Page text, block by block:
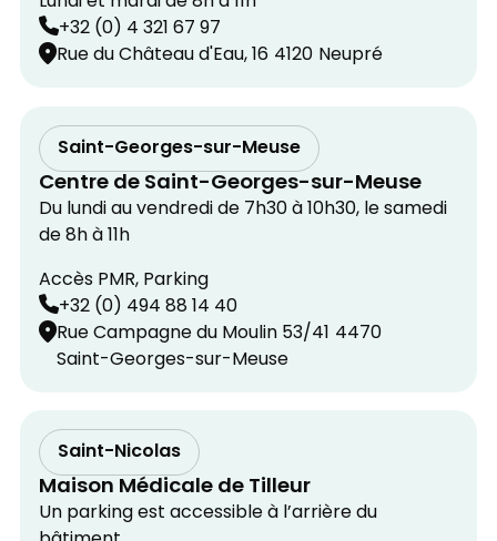
+32 (0) 4 321 67 97
Rue du Château d'Eau, 16 4120 Neupré
Saint-Georges-sur-Meuse
Centre de Saint-Georges-sur-Meuse
Du lundi au vendredi de 7h30 à 10h30, le samedi
de 8h à 11h
Accès PMR, Parking
+32 (0) 494 88 14 40
Rue Campagne du Moulin 53/41 4470
Saint-Georges-sur-Meuse
Saint-Nicolas
Maison Médicale de Tilleur
Un parking est accessible à l’arrière du